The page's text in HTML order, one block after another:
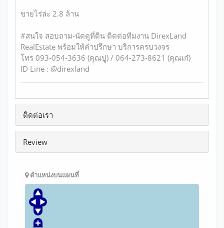
ขายไร่ล่ะ 2.8 ล้าน
#สนใจ สอบถาม-นัดดูที่ดิน ติดต่อทีมงาน DirexLand
RealEstate พร้อมให้คำปรึกษา บริการครบวงจร
โทร 093-054-3636 (คุณปู) / 064-273-8621 (คุณเก๋)
ID Line : @direxland
ติดต่อเรา
Review
ตำแหน่งบนแผนที่